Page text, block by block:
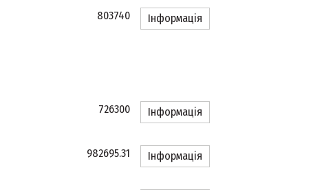
803740 Інформація
726300 Інформація
982695.31 Інформація